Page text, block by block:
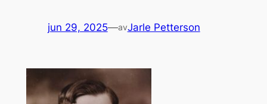
jun 29, 2025—avJarle Petterson